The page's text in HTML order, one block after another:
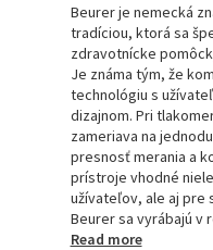
Beurer je nemecká
tradíciou, ktorá sa
zdravotnícke
Je známa tým, že
technológiu s
dizajnom. Pri
zameriava na
presnosť merania a
prístroje vhodné
užívateľov, ale aj pre
Beurer sa vyrábajú v
Read more: